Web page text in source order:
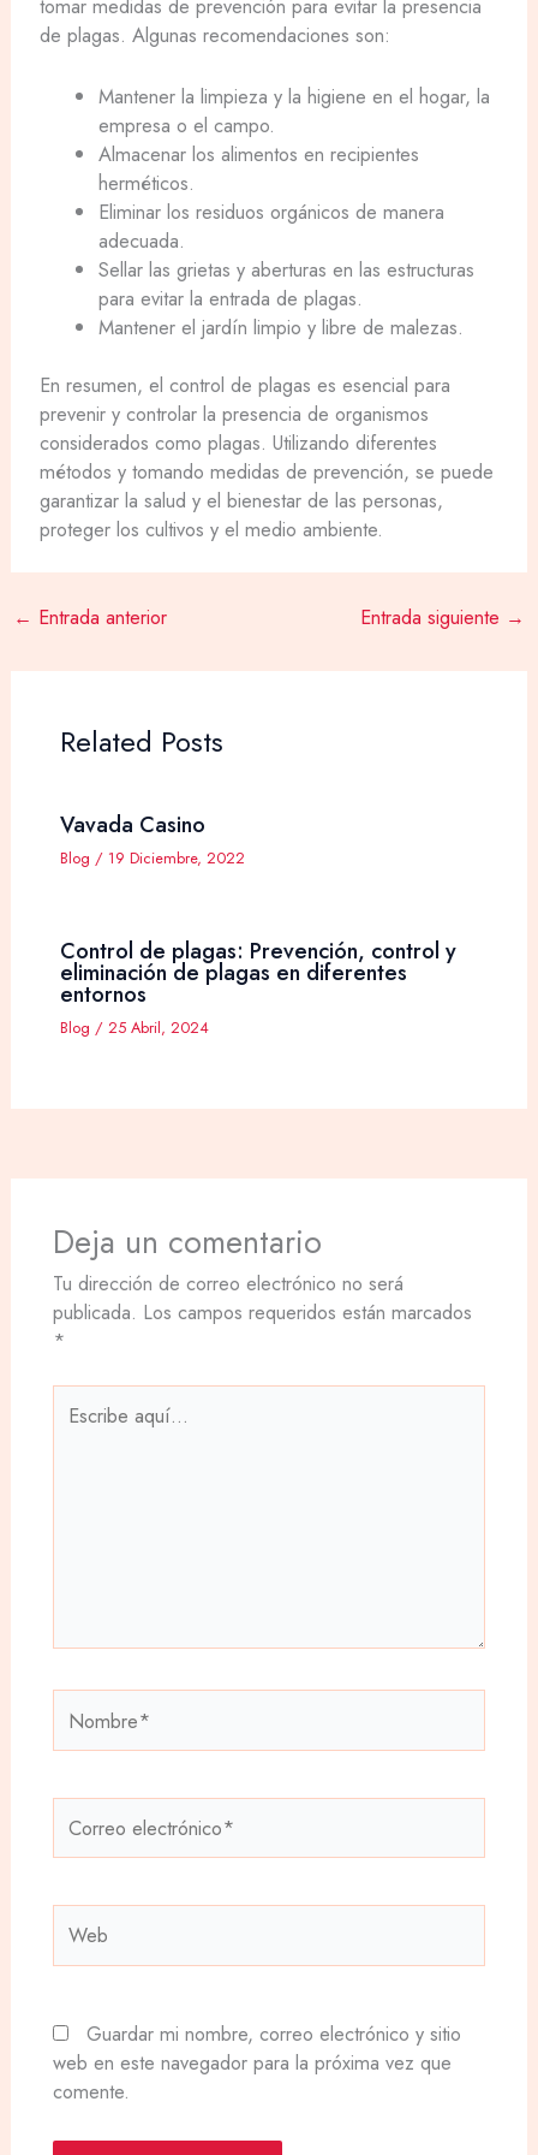
tomar medidas de prevención para evitar la presencia
de plagas. Algunas recomendaciones son:
Mantener la limpieza y la higiene en el hogar, la
empresa o el campo.
Almacenar los alimentos en recipientes
herméticos.
Eliminar los residuos orgánicos de manera
adecuada.
Sellar las grietas y aberturas en las estructuras
para evitar la entrada de plagas.
Mantener el jardín limpio y libre de malezas.
En resumen, el control de plagas es esencial para
prevenir y controlar la presencia de organismos
considerados como plagas. Utilizando diferentes
métodos y tomando medidas de prevención, se puede
garantizar la salud y el bienestar de las personas,
proteger los cultivos y el medio ambiente.
← Entrada anterior Entrada siguiente →
Related Posts
Vavada Casino
Blog / 19 Diciembre, 2022
Control de plagas: Prevención, control y
eliminación de plagas en diferentes
entornos
Blog / 25 Abril, 2024
Deja un comentario
Tu dirección de correo electrónico no será
publicada. Los campos requeridos están marcados
*
aquí...
electrónico*
Guardar mi nombre, correo electrónico y sitio
web en este navegador para la próxima vez que
comente.